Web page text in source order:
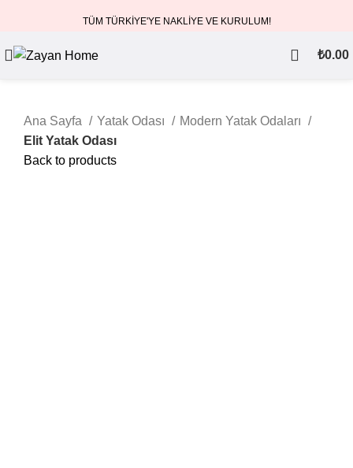
TÜM TÜRKİYE'YE NAKLİYE VE KURULUM!
₺0.00
Ana Sayfa Yatak Odası
Modern Yatak Odaları
Elit Yatak Odası
Back to products